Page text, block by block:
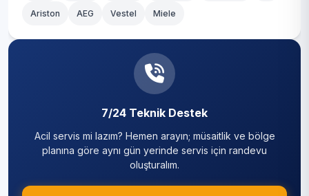
Sultanbeyli
Yenigün
Ariston AEG Vestel Miele
7/24 Teknik Destek
Acil servis mi lazım? Hemen arayın; müsaitlik ve bölge
planına göre aynı gün yerinde servis için randevu
oluşturalım.